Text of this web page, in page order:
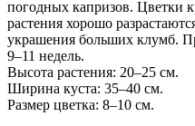
погодных капризов. Цветки
растения хорошо
украшения больших клумб.
9–11 недель.
Высота растения: 20–25 см.
Ширина куста: 35–40 см.
Размер цветка: 8–10 см.